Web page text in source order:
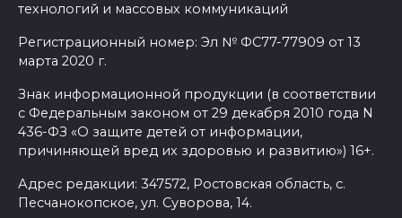
технологий и массовых коммуникаций
Регистрационный номер: Эл № ФС77-77909 от 13
марта 2020 г.
Знак информационной продукции (в соответствии
с Федеральным законом от 29 декабря 2010 года N
436-ФЗ «О защите детей от информации,
причиняющей вред их здоровью и развитию») 16+.
Адрес редакции: 347572, Ростовская область, с.
Песчанокопское, ул. Суворова, 14.